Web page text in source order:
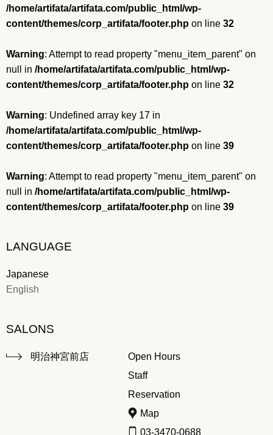
/home/artifata/artifata.com/public_html/wp-
content/themes/corp_artifata/footer.php on line 32
Warning: Attempt to read property "menu_item_parent" on
null in /home/artifata/artifata.com/public_html/wp-
content/themes/corp_artifata/footer.php on line 32
Warning: Undefined array key 17 in
/home/artifata/artifata.com/public_html/wp-
content/themes/corp_artifata/footer.php on line 39
Warning: Attempt to read property "menu_item_parent" on
null in /home/artifata/artifata.com/public_html/wp-
content/themes/corp_artifata/footer.php on line 39
LANGUAGE
English
Japanese
SALONS
明治神宮前店
Open Hours
Staff
Reservation
Map
03-3470-0688